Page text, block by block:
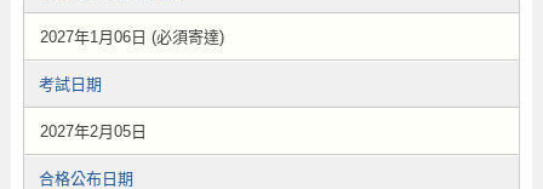
2027年1月06日 (必須寄達)
考試日期
2027年2月05日
合格公布日期